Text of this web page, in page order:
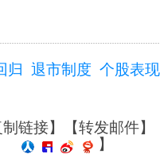
归 退市制度 个股表现
制链接】【转发邮件】
】